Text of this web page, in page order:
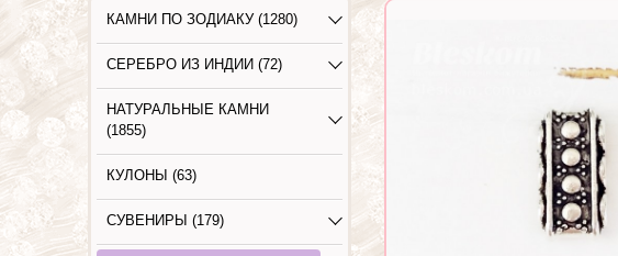
КАМНИ ПО ЗОДИАКУ (1280)
СЕРЕБРО ИЗ ИНДИИ (72)
НАТУРАЛЬНЫЕ КАМНИ
(1855)
КУЛОНЫ (63)
СУВЕНИРЫ (179)